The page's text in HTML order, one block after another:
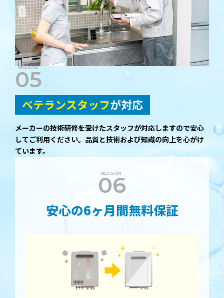
05
ベテランスタッフが対応
メーカーの技術研修を受けたスタッフが対応しますので安心
してご利用ください。品質と技術および知識の向上を心がけ
ています。
06
安心の6ヶ月間無料保証